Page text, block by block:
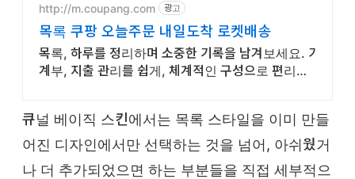
http://m.coupang.com 광고
목록 쿠팡 오늘주문 내일도착 로켓배송
목록, 하루를 정리하며 소중한 기록을 남겨보세요. 가
계부, 지출 관리를 쉽게, 체계적인 구성으로 편리하
큐널 베이직 스킨에서는 목록 스타일을 이미 만들
어진 디자인에서만 선택하는 것을 넘어, 아쉬웠거
나 더 추가되었으면 하는 부분들을 직접 세부적으